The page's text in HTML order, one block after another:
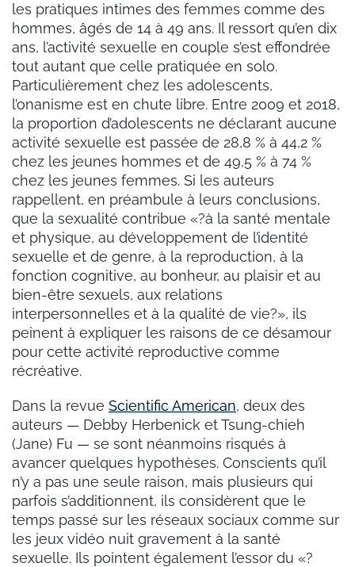
les pratiques intimes des femmes comme des
hommes, âgés de 14 à 49 ans. Il ressort qu’en dix
ans, l’activité sexuelle en couple s’est effondrée
tout autant que celle pratiquée en solo.
Particulièrement chez les adolescents,
l’onanisme est en chute libre. Entre 2009 et 2018,
la proportion d’adolescents ne déclarant aucune
activité sexuelle est passée de 28,8 % à 44,2 %
chez les jeunes hommes et de 49,5 % à 74 %
chez les jeunes femmes. Si les auteurs
rappellent, en préambule à leurs conclusions,
que la sexualité contribue «?à la santé mentale
et physique, au développement de l’identité
sexuelle et de genre, à la reproduction, à la
fonction cognitive, au bonheur, au plaisir et au
bien-être sexuels, aux relations
interpersonnelles et à la qualité de vie?», ils
peinent à expliquer les raisons de ce désamour
pour cette activité reproductive comme
récréative.
Dans la revue Scientific American, deux des
auteurs — Debby Herbenick et Tsung-chieh
(Jane) Fu — se sont néanmoins risqués à
avancer quelques hypothèses. Conscients qu’il
n’y a pas une seule raison, mais plusieurs qui
parfois s’additionnent, ils considèrent que le
temps passé sur les réseaux sociaux comme sur
les jeux vidéo nuit gravement à la santé
sexuelle. Ils pointent également l’essor du «?